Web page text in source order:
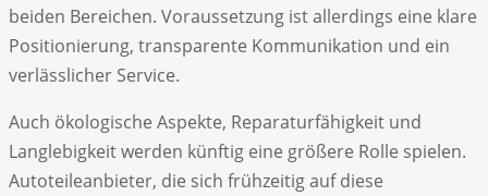
beiden Bereichen. Voraussetzung ist allerdings eine klare
Positionierung, transparente Kommunikation und ein
verlässlicher Service.
Auch ökologische Aspekte, Reparaturfähigkeit und
Langlebigkeit werden künftig eine größere Rolle spielen.
Autoteileanbieter, die sich frühzeitig auf diese